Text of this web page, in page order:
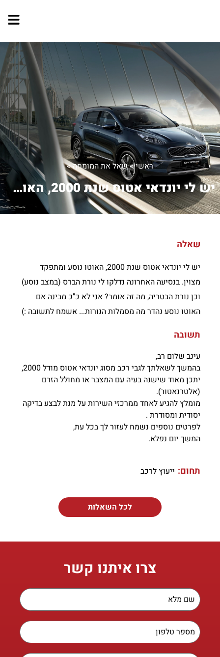
ראשי»שאל את המומחה»
יש לי יונדאי אטוס שנת 2000, האוטו נוס...
שאלה
יש לי יונדאי אטוס שנת 2000, האוטו נוסע ומתפקד
מצוין. בנסיעה האחרונה נדלקו לי נורת הברס (במצב נוסע)
וכן נורת הבטריה, מה זה אומר? אני לא כ"כ מבינה אם
האוטו נוסע נהדר מה מסמלות הנורות... אשמח לתשובה :)
תשובה
עינב שלום רב,
בהמשך לשאלתך לגבי רכב מסוג יונדאי אטוס מודל 2000,
יתכן מאוד שישנה בעיה עם המצבר או מחולל הזרם
(אלטרנאטור).
מומלץ להגיע לאחד ממרכזי השירות על מנת לבצע בדיקה
יסודית ומסודרת .
לפרטים נוספים נשמח לעזור לך בכל עת,
המשך יום נפלא.
תחום: ייעוץ לרכב
לכל השאלות
צרו איתנו קשר